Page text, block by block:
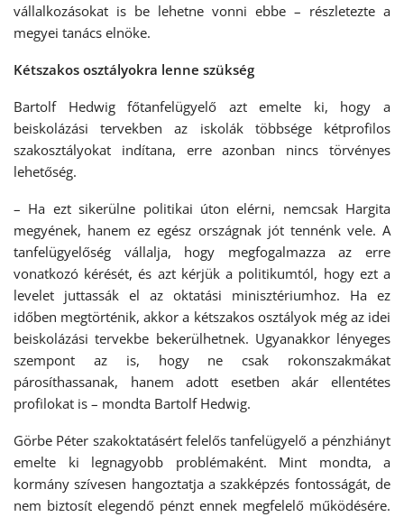
vállalkozásokat is be lehetne vonni ebbe – részletezte a
megyei tanács elnöke.
Kétszakos osztályokra lenne szükség
Bartolf Hedwig főtanfelügyelő azt emelte ki, hogy a
beiskolázási tervekben az iskolák többsége kétprofilos
szakosztályokat indítana, erre azonban nincs törvényes
lehetőség.
– Ha ezt sikerülne politikai úton elérni, nemcsak Hargita
megyének, hanem ez egész országnak jót tennénk vele. A
tanfelügyelőség vállalja, hogy megfogalmazza az erre
vonatkozó kérését, és azt kérjük a politikumtól, hogy ezt a
levelet juttassák el az oktatási minisztériumhoz. Ha ez
időben megtörténik, akkor a kétszakos osztályok még az idei
beiskolázási tervekbe bekerülhetnek. Ugyanakkor lényeges
szempont az is, hogy ne csak rokonszakmákat
párosíthassanak, hanem adott esetben akár ellentétes
profilokat is – mondta Bartolf Hedwig.
Görbe Péter szakoktatásért felelős tanfelügyelő a pénzhiányt
emelte ki legnagyobb problémaként. Mint mondta, a
kormány szívesen hangoztatja a szakképzés fontosságát, de
nem biztosít elegendő pénzt ennek megfelelő működésére.